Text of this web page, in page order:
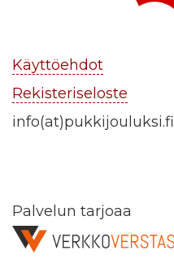
Käyttöehdot
Rekisteriseloste
info(at)pukkijouluksi.fi
Palvelun tarjoaa